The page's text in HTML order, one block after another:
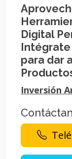
Digital
Intégrate
para dar
Inversión